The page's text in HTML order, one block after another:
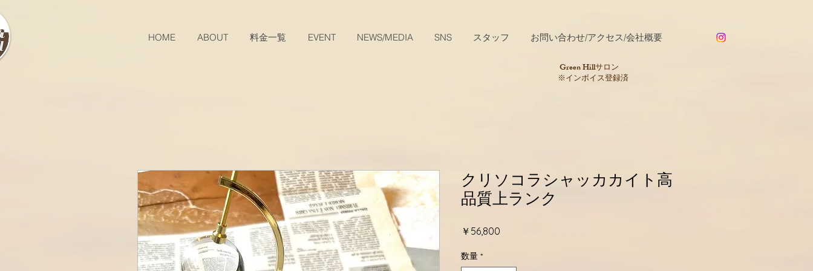
HOME ABOUT 料金一覧 EVENT NEWS/MEDIA SNS スタッフ お問い合わせ/アクセス/会社概要
​Green Hillサロン
※インボイス登録済
クリソコラシャッカカイト高
品質上ランク
￥56,800
数量 *